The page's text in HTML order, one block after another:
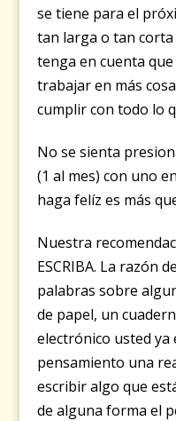
se tiene para el
tan larga o tan
tenga en cuenta
trabajar en más
cumplir con todo lo
No se sienta
(1 al mes) con uno
haga felíz es más
Nuestra
ESCRIBA. La razón
palabras sobre
de papel, un
electrónico usted ya
pensamiento una
escribir algo que
de alguna forma el